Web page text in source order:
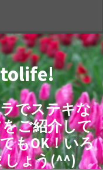
でステキな
ご紹介して
もOK！いろ
しょう(^^)